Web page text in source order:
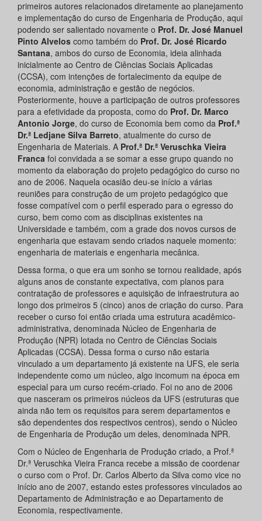
primeiros autores relacionados diretamente ao planejamento
e implementação do curso de Engenharia de Produção, aqui
podendo ser salientado novamente o Prof. Dr. José Manuel
Pinto Alvelos como também do Prof. Dr. José Ricardo
Santana, ambos do curso de Economia, ideia alinhada
inicialmente ao Centro de Ciências Sociais Aplicadas
(CCSA), com intenções de fortalecimento da equipe de
economia, administração e gestão de negócios.
Posteriormente, houve a participação de outros professores
para a efetividade da proposta, como do Prof. Dr. Marco
Antonio Jorge, do curso de Economia bem como da Prof.ª
Dr.ª Ledjane Silva Barreto, atualmente do curso de
Engenharia de Materiais. A Prof.ª Dr.ª Veruschka Vieira
Franca foi convidada a se somar a esse grupo quando no
momento da elaboração do projeto pedagógico do curso no
ano de 2006. Naquela ocasião deu-se início a várias
reuniões para construção de um projeto pedagógico que
fosse compatível com o perfil esperado para o egresso do
curso, bem como com as disciplinas existentes na
Universidade e também, com a grade dos novos cursos de
engenharia que estavam sendo criados naquele momento:
engenharia de materiais e engenharia mecânica.
Dessa forma, o que era um sonho se tornou realidade, após
alguns anos de constante expectativa, com planos para
contratação de professores e aquisição de infraestrutura ao
longo dos primeiros 5 (cinco) anos de criação do curso. Para
receber o curso foi então criada uma estrutura acadêmico-
administrativa, denominada Núcleo de Engenharia de
Produção (NPR) lotada no Centro de Ciências Sociais
Aplicadas (CCSA). Dessa forma o curso não estaria
vinculado a um departamento já existente na UFS, ele seria
independente como um núcleo, algo incomum na época em
especial para um curso recém-criado. Foi no ano de 2006
que nasceram os primeiros núcleos da UFS (estruturas que
ainda não tem os requisitos para serem departamentos e
são dependentes dos respectivos centros), sendo o Núcleo
de Engenharia de Produção um deles, denominada NPR.
Com o Núcleo de Engenharia de Produção criado, a Prof.ª
Dr.ª Veruschka Vieira Franca recebe a missão de coordenar
o curso com o Prof. Dr. Carlos Alberto da Silva como vice no
início ano de 2007, estando estes professores vinculados ao
Departamento de Administração e ao Departamento de
Economia, respectivamente.